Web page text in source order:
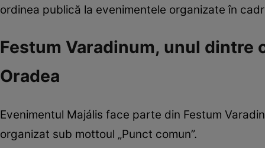
ordinea publică la evenimentele organizate în
Festum Varadinum, unul dintre
Oradea
Evenimentul Majális face parte din Festum
organizat sub mottoul „Punct comun”.